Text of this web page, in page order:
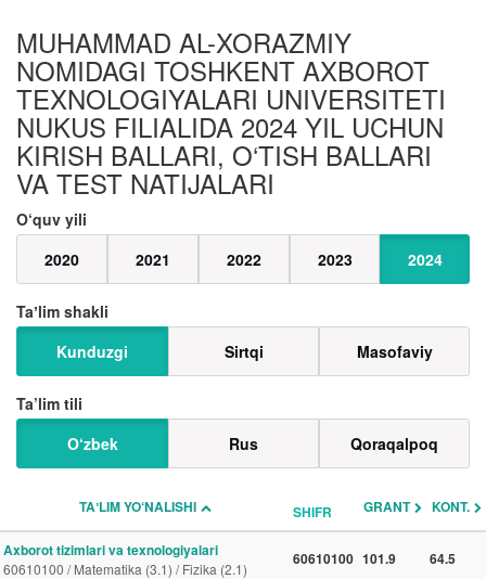
MUHAMMAD AL-XORAZMIY
NOMIDAGI TOSHKENT AXBOROT
TEXNOLOGIYALARI UNIVERSITETI
NUKUS FILIALIDA 2024 YIL UCHUN
KIRISH BALLARI, O‘TISH BALLARI
VA TEST NATIJALARI
O‘quv yili
2020
2021 2022 2023 2024
Taʼlim shakli
Kunduzgi
Sirtqi Masofaviy
Ta’lim tili
O‘zbek
Rus Qoraqalpoq
TAʼLIM YO‘NALISHI SHIFR GRANT KONT.
Axborot tizimlari va texnologiyalari
60610100 / Matematika (3.1) / Fizika (2.1)
60610100 101.9 64.5